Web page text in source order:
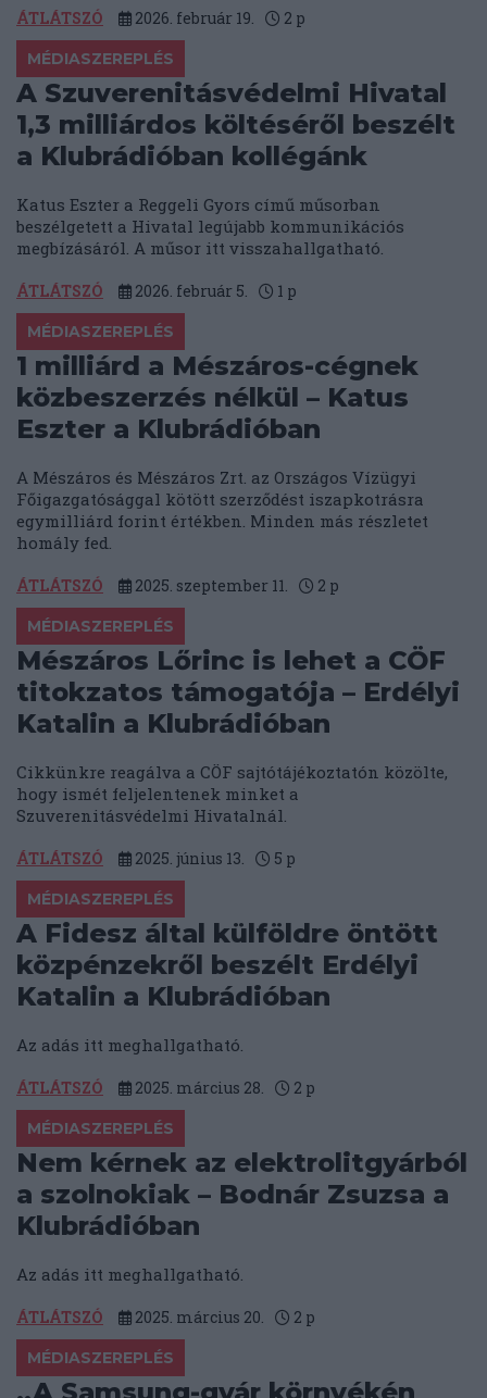
ÁTLÁTSZÓ 2026. február 19. 2 p
MÉDIASZEREPLÉS
A Szuverenitásvédelmi Hivatal
1,3 milliárdos költéséről beszélt
a Klubrádióban kollégánk
Katus Eszter a Reggeli Gyors című műsorban
beszélgetett a Hivatal legújabb kommunikációs
megbízásáról. A műsor itt visszahallgatható.
ÁTLÁTSZÓ 2026. február 5. 1 p
MÉDIASZEREPLÉS
1 milliárd a Mészáros-cégnek
közbeszerzés nélkül – Katus
Eszter a Klubrádióban
A Mészáros és Mészáros Zrt. az Országos Vízügyi
Főigazgatósággal kötött szerződést iszapkotrásra
egymilliárd forint értékben. Minden más részletet
homály fed.
ÁTLÁTSZÓ 2025. szeptember 11. 2 p
MÉDIASZEREPLÉS
Mészáros Lőrinc is lehet a CÖF
titokzatos támogatója – Erdélyi
Katalin a Klubrádióban
Cikkünkre reagálva a CÖF sajtótájékoztatón közölte,
hogy ismét feljelentenek minket a
Szuverenitásvédelmi Hivatalnál.
ÁTLÁTSZÓ 2025. június 13. 5 p
MÉDIASZEREPLÉS
A Fidesz által külföldre öntött
közpénzekről beszélt Erdélyi
Katalin a Klubrádióban
Az adás itt meghallgatható.
ÁTLÁTSZÓ 2025. március 28. 2 p
MÉDIASZEREPLÉS
Nem kérnek az elektrolitgyárból
a szolnokiak – Bodnár Zsuzsa a
Klubrádióban
Az adás itt meghallgatható.
ÁTLÁTSZÓ 2025. március 20. 2 p
MÉDIASZEREPLÉS